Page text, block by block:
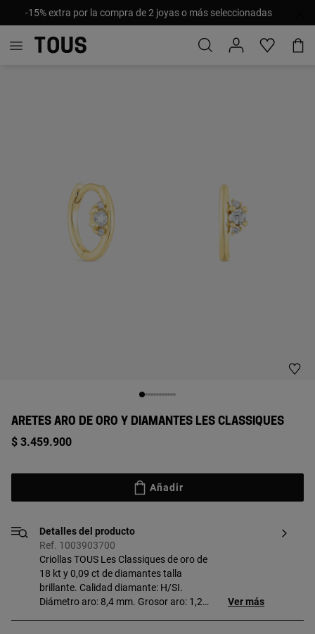
-15% extra por la compra de 2 joyas o más seleccionadas
ARETES ARO DE ORO Y DIAMANTES LES CLASSIQUES
$ 3.459.900
Añadir
Detalles del producto
Ref. 1003903700
Criollas TOUS Les Classiques de oro de
18 kt y 0,09 ct de diamantes talla
brillante. Calidad diamante: H/SI.
Diámetro aro: 8,4 mm. Grosor aro: 1,2
Ver más